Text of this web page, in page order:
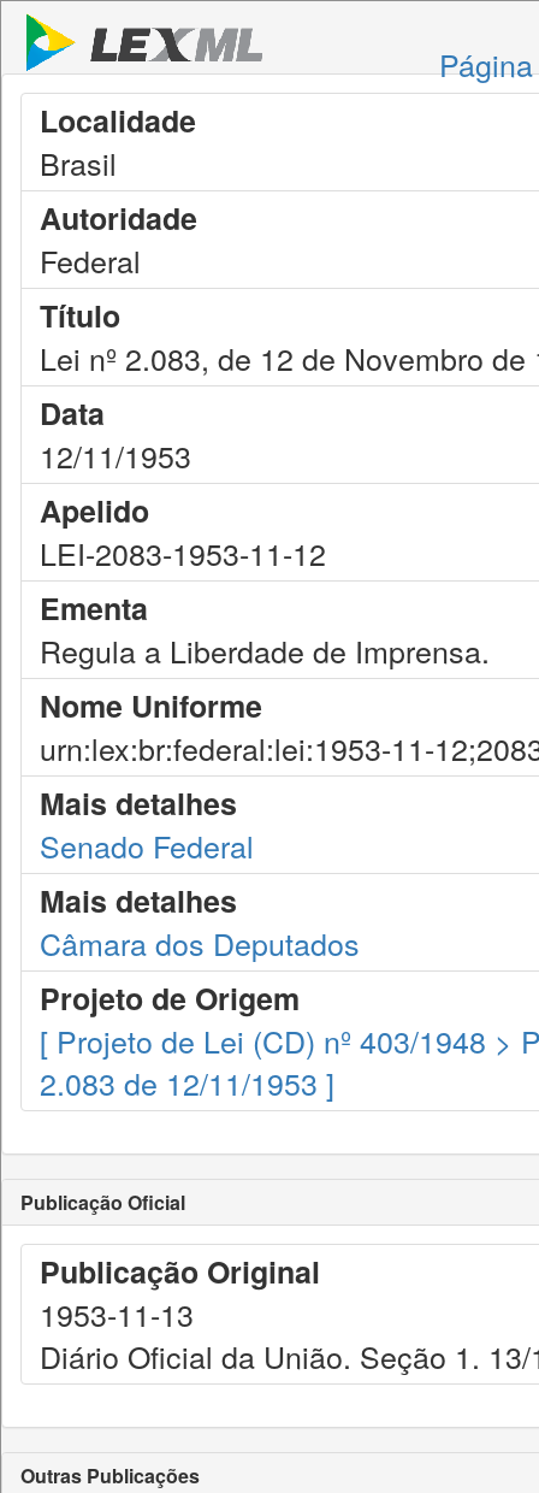
Localidade
Brasil
Autoridade
Federal
Título
Lei nº 2.083, de 12 de Novembro de
Data
12/11/1953
Apelido
LEI-2083-1953-11-12
Ementa
Regula a Liberdade de Imprensa.
Nome Uniforme
urn:lex:br:federal:lei:1953-11-
Mais detalhes
Senado Federal
Mais detalhes
Câmara dos Deputados
Projeto de Origem
[ Projeto de Lei (CD) nº 403/1948 >
2.083 de 12/11/1953 ]
Publicação Oficial
Publicação Original
1953-11-13
Diário Oficial da União. Seção 1.
Outras Publicações